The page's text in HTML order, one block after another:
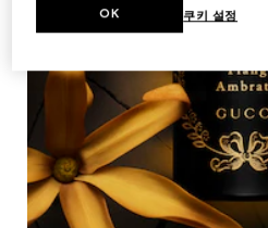
쿠키 설정
OK